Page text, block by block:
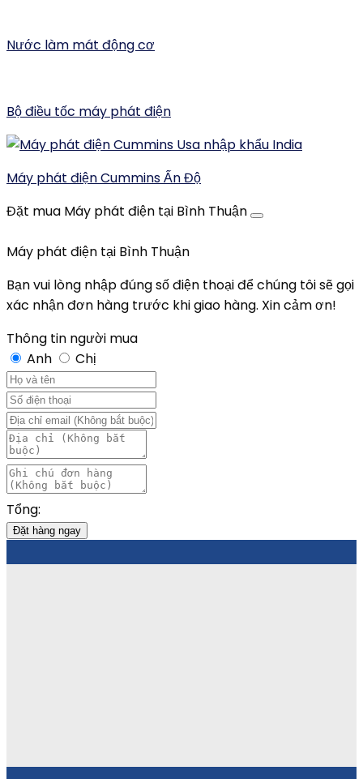
Nước làm mát động cơ
Bộ điều tốc máy phát điện
Máy phát điện Cummins Ấn Độ
Đặt mua Máy phát điện tại Bình Thuận
Máy phát điện tại Bình Thuận
Bạn vui lòng nhập đúng số điện thoại để chúng tôi sẽ gọi
xác nhận đơn hàng trước khi giao hàng. Xin cảm ơn!
Thông tin người mua
Anh
Chị
Tổng:
Đặt hàng ngay